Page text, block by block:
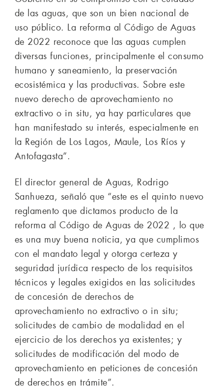
de las aguas, que son un bien nacional de
uso público. La reforma al Código de Aguas
de 2022 reconoce que las aguas cumplen
diversas funciones, principalmente el consumo
humano y saneamiento, la preservación
ecosistémica y las productivas. Sobre este
nuevo derecho de aprovechamiento no
extractivo o in situ, ya hay particulares que
han manifestado su interés, especialmente en
la Región de Los Lagos, Maule, Los Ríos y
Antofagasta”.
El director general de Aguas, Rodrigo
Sanhueza, señaló que “este es el quinto nuevo
reglamento que dictamos producto de la
reforma al Código de Aguas de 2022 , lo que
es una muy buena noticia, ya que cumplimos
con el mandato legal y otorga certeza y
seguridad jurídica respecto de los requisitos
técnicos y legales exigidos en las solicitudes
de concesión de derechos de
aprovechamiento no extractivo o in situ;
solicitudes de cambio de modalidad en el
ejercicio de los derechos ya existentes; y
solicitudes de modificación del modo de
aprovechamiento en peticiones de concesión
de derechos en trámite”.